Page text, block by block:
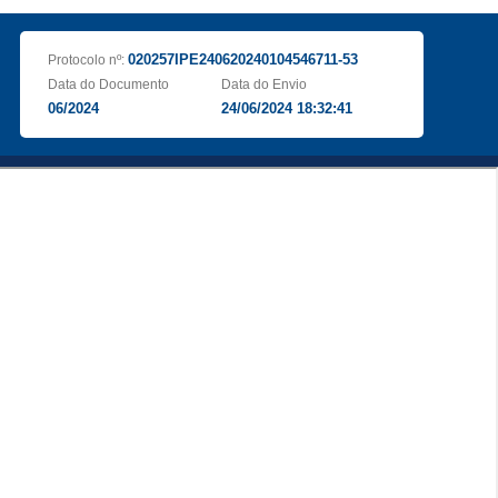
Protocolo nº: 020257IPE240620240104546711-53
Data do Documento
06/2024
Data do Envio
24/06/2024 18:32:41